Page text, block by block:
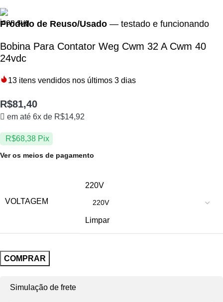
Produto de Reuso/Usado — testado e funcionando
Bobina Para Contator Weg Cwm 32 A Cwm 40
24vdc
13 itens vendidos nos últimos 3 dias
R$81,40
em até 6x de R$14,92
R$68,38 Pix
Ver os meios de pagamento
VOLTAGEM
220V
Limpar
COMPRAR
Simulação de frete